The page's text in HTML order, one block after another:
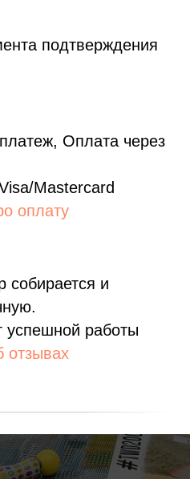
подтверждения
Оплата через
Mastercard
оплату
собирается и
успешной работы
отзывах